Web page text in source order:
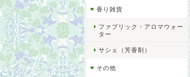
香り雑貨
ファブリック・アロマウォー
ター
サシェ（芳香剤）
その他